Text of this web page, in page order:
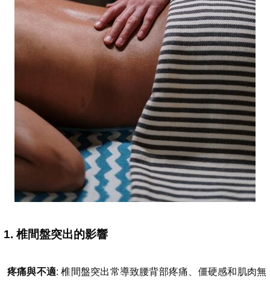
1. 椎間盤突出的影響
疼痛與不適: 椎間盤突出常導致腰背部疼痛、僵硬感和肌肉無